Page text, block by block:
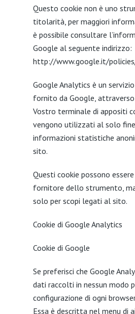
Questo cookie non è uno
titolarità, per maggiori
è possibile consultare
Google al seguente indirizzo:
http://www.google.it/
Google Analytics è un
fornito da Google,
Vostro terminale di appositi
vengono utilizzati al solo
informazioni statistiche
sito.
Questi cookie possono
fornitore dello strumento,
solo per scopi legati al sito.
Cookie di Google Analytics
Cookie di Google
Se preferisci che Google
dati raccolti in nessun modo
configurazione di ogni
Essa è descritta nel menu di